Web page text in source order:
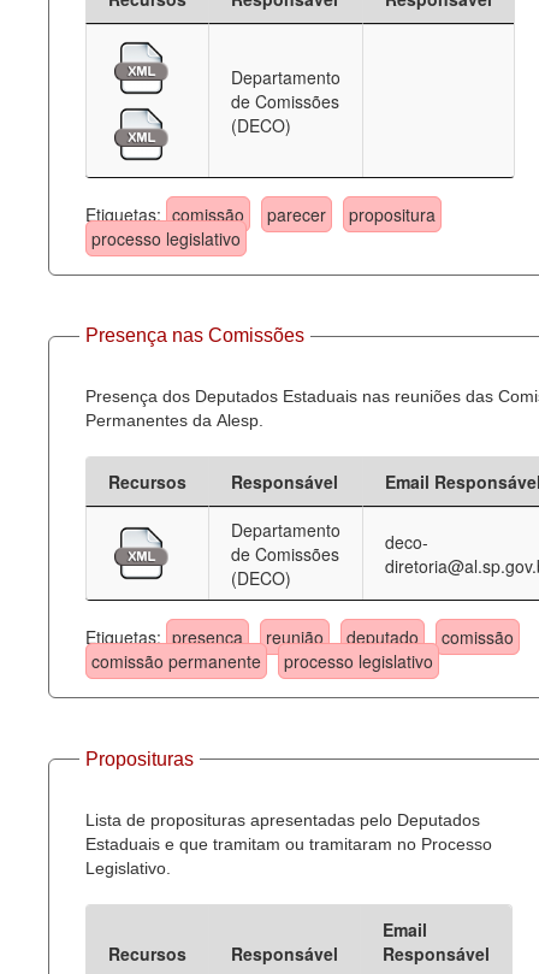
Departamento
de Comissões
(DECO)
Etiquetas: comissão parecer
propositura
processo legislativo
Presença nas Comissões
Presença dos Deputados Estaduais nas reuniões das
Permanentes da Alesp.
Recursos Responsável
Email
Departamento
de Comissões
(DECO)
deco-
Etiquetas: presença reunião deputado
comissão
comissão permanente
processo legislativo
Proposituras
Lista de proposituras apresentadas pelo Deputados
Estaduais e que tramitam ou tramitaram no Processo
Legislativo.
Recursos Responsável
Email
Responsável